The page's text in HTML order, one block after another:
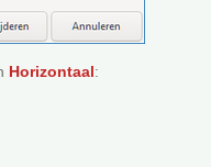
Horizontaal: